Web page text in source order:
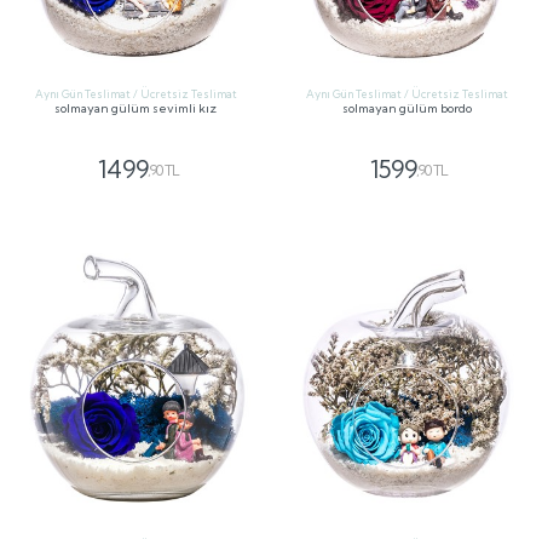
Aynı Gün Teslimat / Ücretsiz Teslimat
solmayan gülüm sevimli kız
1499,90 TL
Aynı Gün Teslimat / Ücretsiz Teslimat
solmayan gülüm bordo
1599,90 TL